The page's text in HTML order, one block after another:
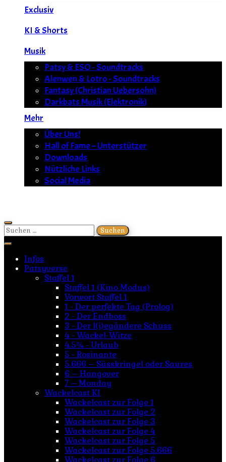
Exclusiv
KI & Shorts
Musik
Patsy & ESO - Soundtracks
Alenwen & Lotro - Soundtracks
Fantasy (Christian Uebersohn)
Darkbats Musik (Elektronik)
Mehr
Über Uns!
Hall of Fame – Unterstützer
Downloads
Nützliche Links
Social Media
Suchen
nach:
Infos
Patsyverse
Staffel 1
Staffel 1 (Kino Modus)
Vorwort Staffel 1
1 - Der perfekte Tag (Prolog)
2 - Der Endboss
3 - Der l(i)egändere Schuss
4 - Wackel-Witze
4.5¾ - Urlaub
5 - Rosinante
5.666 – Süsskringel oder Saures
6 – Hangover
7 – Monday
Wackelcast KI
Wackelcast zur Folge 1
Wackelcast zur Folge 2
Wackelcast zur Folge 3
Wackelcast zur Folge 4
Wackelcast zur Folge 5
Wackelcast zur Folge 5.666
Wackelcast zur Folge 6